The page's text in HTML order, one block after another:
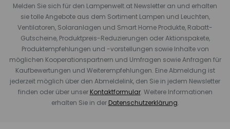
Melden Sie sich für den Lampenwelt.at Newsletter an und erhalten
sie tolle Angebote aus dem Sortiment Lampen und Leuchten,
Ventilatoren, Solaranlagen und Smart Home Produkte, Rabatt-
Gutscheine, Produktpreis-Reduzierungen oder Aktionspakete,
Produktempfehlungen und -vorstellungen sowie Inhalte von
möglichen Kooperationspartnern und Umfragen sowie Anfragen für
Kaufbewertungen und Weiterempfehlungen. Eine Abmeldung ist
jederzeit möglich über den Abmeldelink, den Sie in jedem Newsletter
finden oder über unser Kontaktformular. Weitere Informationen
erhalten Sie in der Datenschutzerklärung.